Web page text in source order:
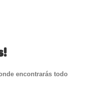
encontrarás todo